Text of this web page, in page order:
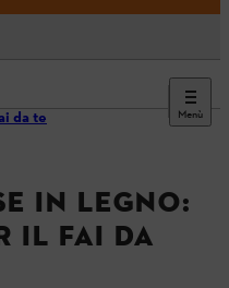
Menù
da te
IN LEGNO:
IL FAI DA